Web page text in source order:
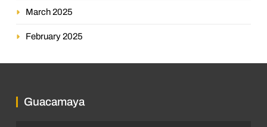
March 2025
February 2025
Guacamaya